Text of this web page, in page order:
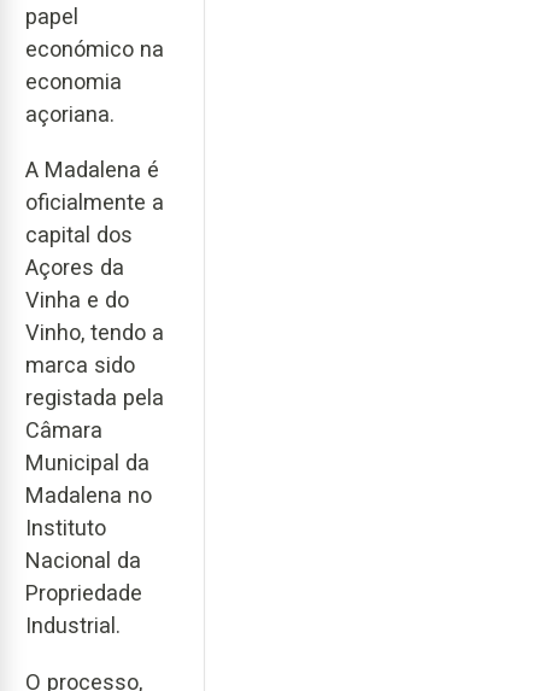
papel
económico na
economia
açoriana.
A Madalena é
oficialmente a
capital dos
Açores da
Vinha e do
Vinho, tendo a
marca sido
registada pela
Câmara
Municipal da
Madalena no
Instituto
Nacional da
Propriedade
Industrial.
O processo,